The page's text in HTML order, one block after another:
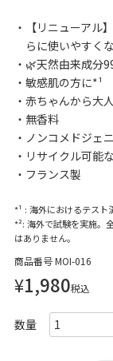
【リニューアル
らに使いやすく
🌿天然由来成分
敏感肌の方に*¹
赤ちゃんから大
無香料
ノンコメドジェ
リサイクル可能
フランス製
*¹ : 海外におけるテスト
*²: 海外で試験を実施。
はありません。
商品番号MOI-016
¥1,980税込